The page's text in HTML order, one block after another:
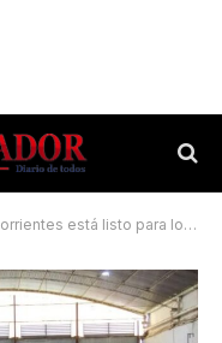
para los Juegos Nacionales Evita